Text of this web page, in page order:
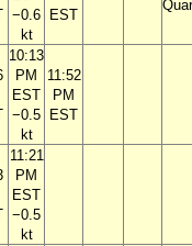
−0.6
kt
EST
10:13
PM
EST
−0.5
kt
11:52
PM
EST
11:21
PM
EST
−0.5
kt